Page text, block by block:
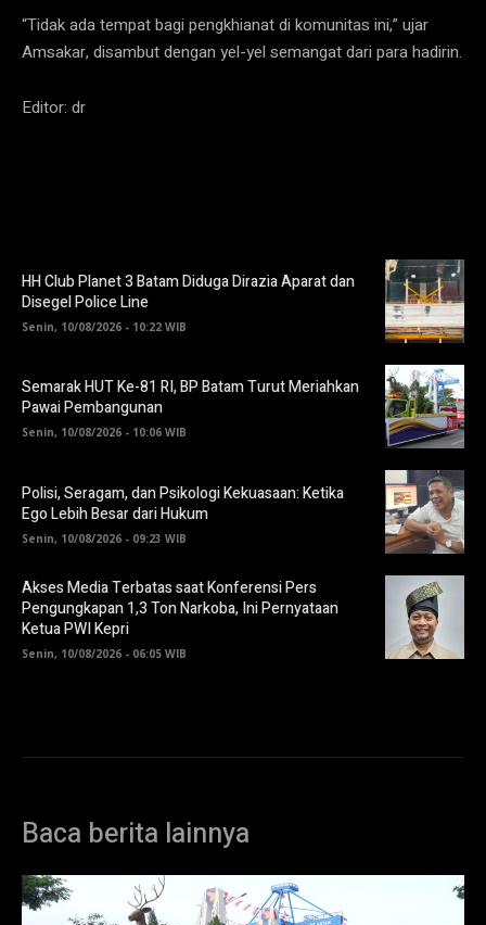
“Tidak ada tempat bagi pengkhianat di komunitas ini,” ujar
Amsakar, disambut dengan yel-yel semangat dari para hadirin.
Editor: dr
HH Club Planet 3 Batam Diduga Dirazia Aparat dan
Disegel Police Line
Senin, 10/08/2026 - 10:22 WIB
Semarak HUT Ke-81 RI, BP Batam Turut Meriahkan
Pawai Pembangunan
Senin, 10/08/2026 - 10:06 WIB
Polisi, Seragam, dan Psikologi Kekuasaan: Ketika
Ego Lebih Besar dari Hukum
Senin, 10/08/2026 - 09:23 WIB
Akses Media Terbatas saat Konferensi Pers
Pengungkapan 1,3 Ton Narkoba, Ini Pernyataan
Ketua PWI Kepri
Senin, 10/08/2026 - 06:05 WIB
Baca berita lainnya